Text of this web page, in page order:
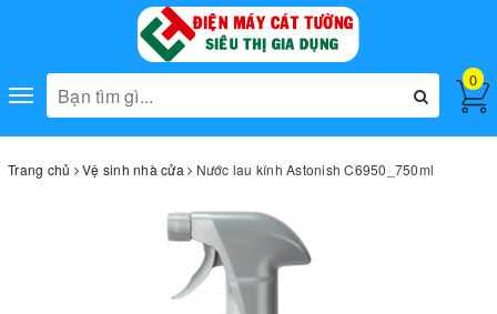
Toggle
navigation
0
Trang chủ Vệ sinh nhà cửa Nước lau kính Astonish C6950_750ml